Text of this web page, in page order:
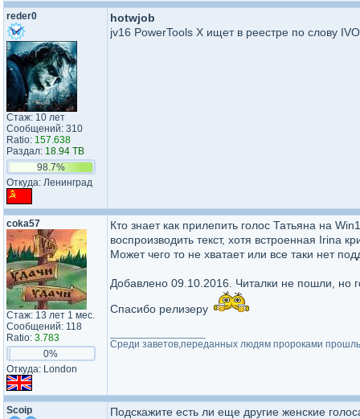
reder0
Стаж: 10 лет
Сообщений: 310
Ratio: 157.638
Раздал: 18.94 TB
98.7%
Откуда: Ленинград
hotwjob
jv16 PowerTools X ищет в реестре по слову
coka57
Стаж: 13 лет 1 мес.
Сообщений: 118
Ratio: 3.783
0%
Откуда: London
Кто знает как прилепить голос Татьяна на
воспроизводить текст, хотя встроенная Irina
Может чего то не хватает или все таки нет
Добавлено 09.10.2016. Читалки не пошли, но
Спасибо релизеру
Среди заветов,переданных людям пророками
Scoip
Подскажите есть ли еще другие женские